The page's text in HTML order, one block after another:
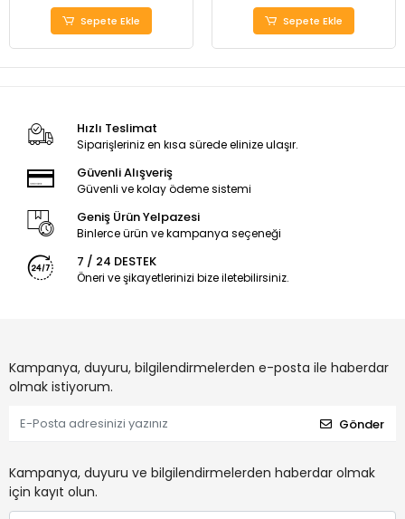
Sepete Ekle Sepete Ekle
Hızlı Teslimat
Siparişleriniz en kısa sürede elinize ulaşır.
Güvenli Alışveriş
Güvenli ve kolay ödeme sistemi
Geniş Ürün Yelpazesi
Binlerce ürün ve kampanya seçeneği
7 / 24 DESTEK
Öneri ve şikayetlerinizi bize iletebilirsiniz.
Kampanya, duyuru, bilgilendirmelerden e-posta ile haberdar
olmak istiyorum.
Gönder
Kampanya, duyuru ve bilgilendirmelerden haberdar olmak
için kayıt olun.